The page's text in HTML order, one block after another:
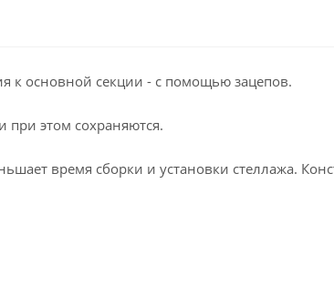
к основной секции - с помощью зацепов.
при этом сохраняются.
время сборки и установки стеллажа.